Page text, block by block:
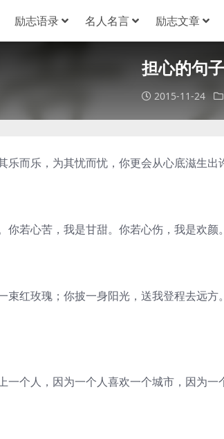
励志语录 名人名言 励志文章
担心的句
2015-11-24
乐而乐，为其忧而忧，你更会从心底滋生出
你若心苦，我是甘甜。你若心伤，我是欢
束红玫瑰；你披一身阳光，送我登程去远
一个人，因为一个人喜欢一个城市，因为